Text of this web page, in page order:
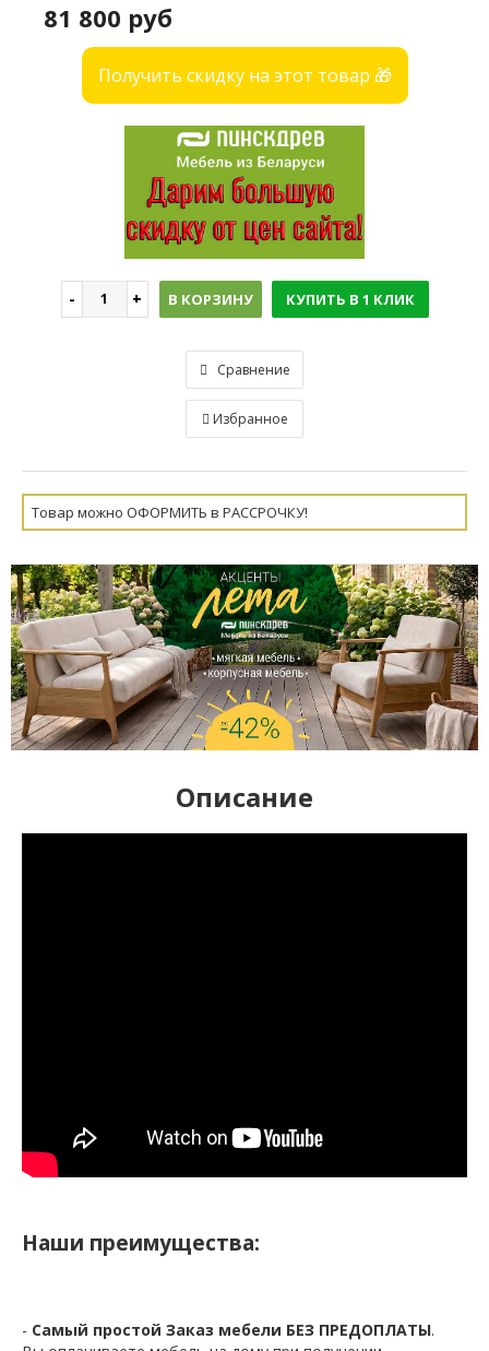
81 800 руб
Получить скидку на этот товар 🎁
В КОРЗИНУ КУПИТЬ В 1 КЛИК
Сравнение
Избранное
Товар можно ОФОРМИТЬ в РАССРОЧКУ!
Описание
Наши преимущества:
- Самый простой Заказ мебели БЕЗ ПРЕДОПЛАТЫ.